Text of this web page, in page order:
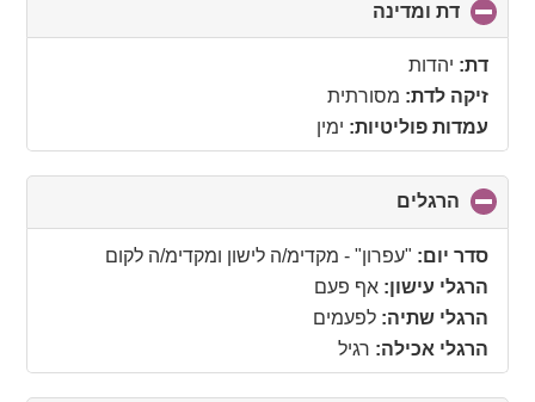
דת ומדינה
to
דת: יהדות
זיקה לדת: מסורתית
עמדות פוליטיות: ימין
הרגלים
to
collapse
contents
סדר יום: "עפרון" - מקדימ/ה לישון ומקדימ/ה לקום
הרגלי עישון: אף פעם
הרגלי שתיה: לפעמים
הרגלי אכילה: רגיל